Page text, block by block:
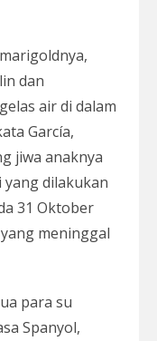
dan
air di dalam
García,
jiwa anaknya
dilakukan
31 Oktober
meninggal
para su
Spanyol,